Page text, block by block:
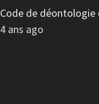
Code de déontologie
4 ans ago